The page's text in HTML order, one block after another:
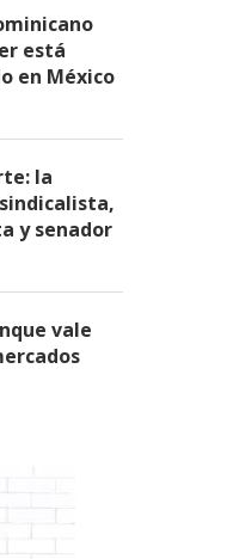
Gobierno rechaza en
del comunicado
está
en México
la
y senador
vale